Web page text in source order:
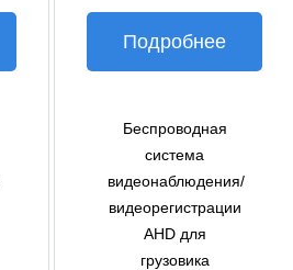
Подробнее
Беспроводная
система
видеонаблюдения/
видеорегистрации
AHD для
грузовика